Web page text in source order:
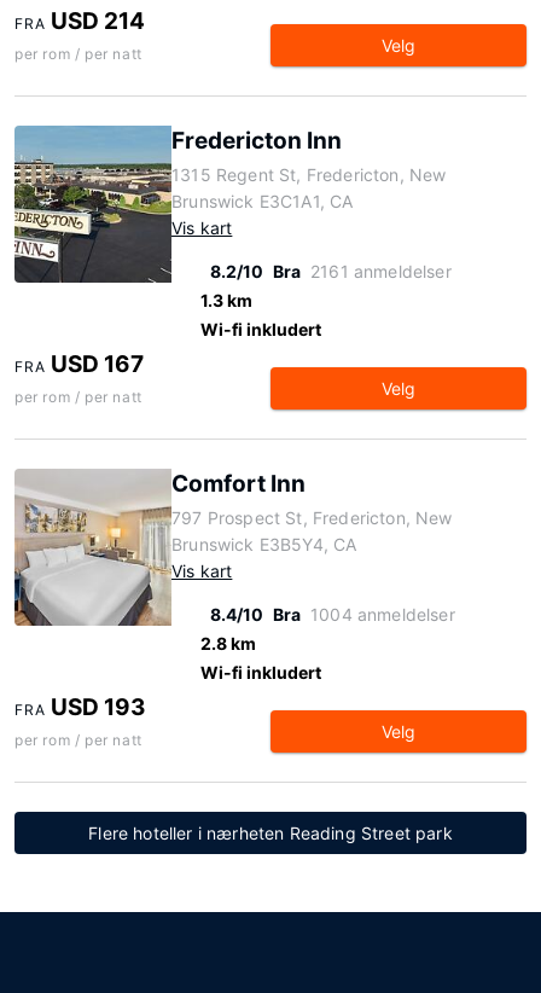
FRA USD 214
per rom / per natt Velg
Fredericton Inn
1315 Regent St, Fredericton, New
Brunswick E3C1A1, CA
Vis kart
8.2/10 Bra 2161 anmeldelser
1.3 km
Wi-fi inkludert
FRA USD 167
per rom / per natt Velg
Comfort Inn
797 Prospect St, Fredericton, New
Brunswick E3B5Y4, CA
Vis kart
8.4/10 Bra 1004 anmeldelser
2.8 km
Wi-fi inkludert
FRA USD 193
per rom / per natt Velg
Flere hoteller i nærheten Reading Street park